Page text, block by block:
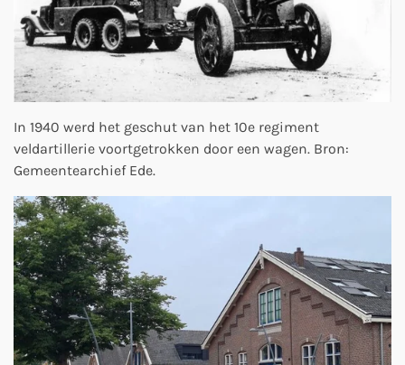
In 1940 werd het geschut van het 10e regiment
veldartillerie voortgetrokken door een wagen. Bron:
Gemeentearchief Ede.